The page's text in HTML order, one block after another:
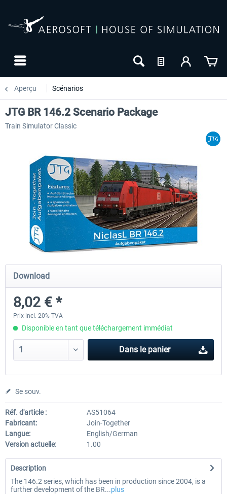
Aperçu Scénarios
Just Trains - U-Bahn Hamburg U1 &
39,95 € *
Railworks Szenario-Pack
JTG BR 146.2 Scenario Package
Train Simulator Classic
Download
8,02 € *
Prix incl. 20% TVA
Disponible en tant que téléchargement immédiat
Dans le panier
Se souv.
Réf. d'article :
AS51064
Fabricant:
Join-Together
Langue:
English/German
Version actuelle:
1.00
Description
The 146.2 series, which has been in production since 2004, is a
further development of the BR...plus